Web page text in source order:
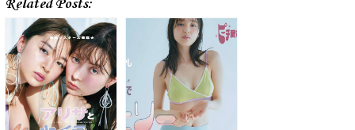
Related Posts: